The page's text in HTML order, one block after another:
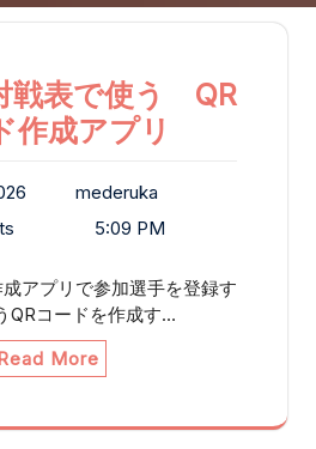
戦表で使う QR
作成アプリ
mederuka
5:09 PM
アプリで参加選手を登録す
QRコードを作成す…
More